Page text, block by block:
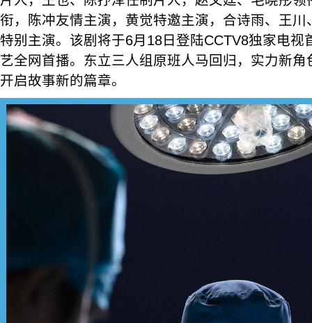
衔，陈冲友情主演，黄觉特邀主演，合诗雨、王
特别主演。该剧将于6月18日登陆CCTV8独家电视
艺全网首播。东立三人组原班人马回归，实力新
开启故事新的篇章。